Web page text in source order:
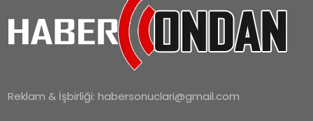
Reklam & İşbirliği:habersonuclari@gmail.com